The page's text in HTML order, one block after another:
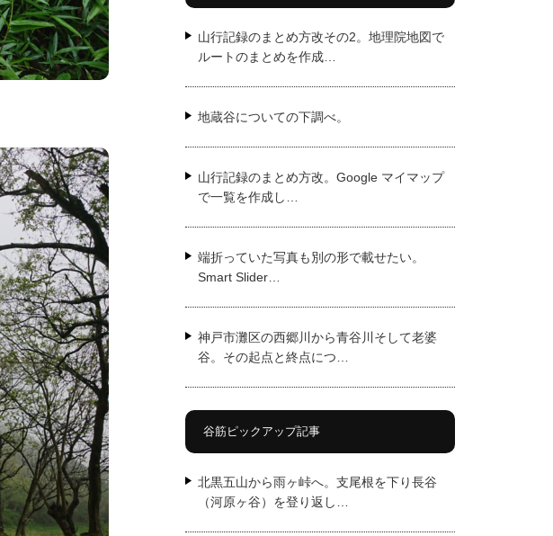
山行記録のまとめ方改その2。地理院地図で
ルートのまとめを作成…
地蔵谷についての下調べ。
山行記録のまとめ方改。Google マイマップ
で一覧を作成し…
端折っていた写真も別の形で載せたい。
Smart Slider…
神戸市灘区の西郷川から青谷川そして老婆
谷。その起点と終点につ…
谷筋ピックアップ記事
北黒五山から雨ヶ峠へ。支尾根を下り長谷
（河原ヶ谷）を登り返し…